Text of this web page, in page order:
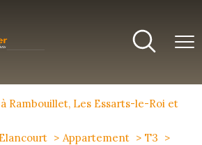
Rambouillet, Les Essarts-le-Roi et
Elancourt Appartement
T3